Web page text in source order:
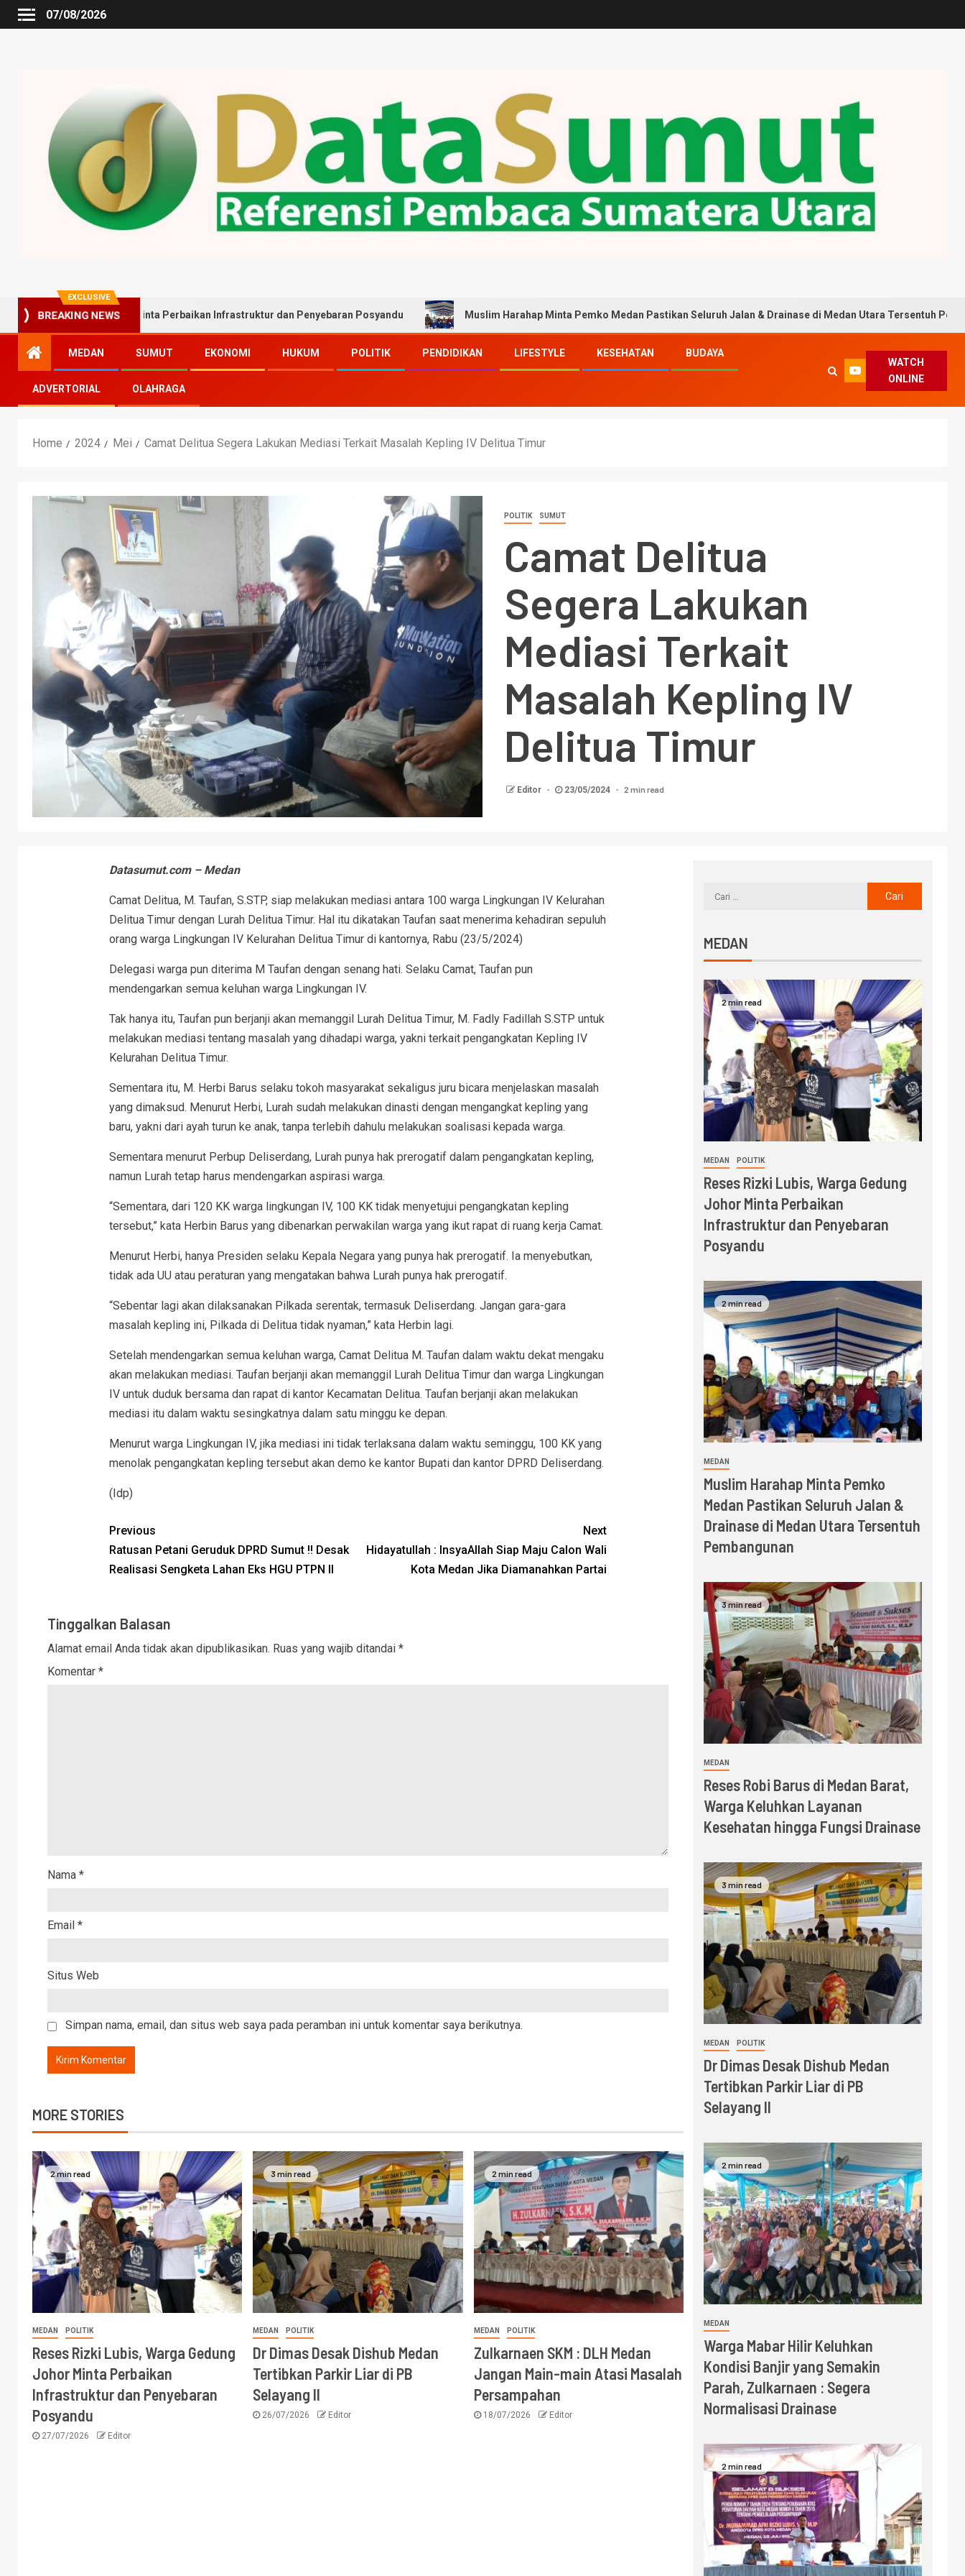
07/08/2026
EXCLUSIVE
BREAKING NEWS
Johor Minta Perbaikan Infrastruktur dan Penyebaran Posyandu Muslim Harahap Minta Pemko Medan Pastikan Seluruh Jalan & Drainase di Medan Utara Tersentuh Pembangunan
MEDAN SUMUT EKONOMI HUKUM POLITIK PENDIDIKAN LIFESTYLE KESEHATAN BUDAYA
ADVERTORIAL OLAHRAGA
WATCH
ONLINE
Home 2024 Mei Camat Delitua Segera Lakukan Mediasi Terkait Masalah Kepling IV Delitua Timur
POLITIK SUMUT
Camat Delitua
Segera Lakukan
Mediasi Terkait
Masalah Kepling IV
Delitua Timur
Editor 23/05/2024 2 min read
Datasumut.com – Medan
Camat Delitua, M. Taufan, S.STP, siap melakukan mediasi antara 100 warga Lingkungan IV Kelurahan
Delitua Timur dengan Lurah Delitua Timur. Hal itu dikatakan Taufan saat menerima kehadiran sepuluh
orang warga Lingkungan IV Kelurahan Delitua Timur di kantornya, Rabu (23/5/2024)
Delegasi warga pun diterima M Taufan dengan senang hati. Selaku Camat, Taufan pun
mendengarkan semua keluhan warga Lingkungan IV.
Tak hanya itu, Taufan pun berjanji akan memanggil Lurah Delitua Timur, M. Fadly Fadillah S.STP untuk
melakukan mediasi tentang masalah yang dihadapi warga, yakni terkait pengangkatan Kepling IV
Kelurahan Delitua Timur.
Sementara itu, M. Herbi Barus selaku tokoh masyarakat sekaligus juru bicara menjelaskan masalah
yang dimaksud. Menurut Herbi, Lurah sudah melakukan dinasti dengan mengangkat kepling yang
baru, yakni dari ayah turun ke anak, tanpa terlebih dahulu melakukan soalisasi kepada warga.
Sementara menurut Perbup Deliserdang, Lurah punya hak prerogatif dalam pengangkatan kepling,
namun Lurah tetap harus mendengarkan aspirasi warga.
“Sementara, dari 120 KK warga lingkungan IV, 100 KK tidak menyetujui pengangkatan kepling
tersebut,” kata Herbin Barus yang dibenarkan perwakilan warga yang ikut rapat di ruang kerja Camat.
Menurut Herbi, hanya Presiden selaku Kepala Negara yang punya hak prerogatif. Ia menyebutkan,
tidak ada UU atau peraturan yang mengatakan bahwa Lurah punya hak prerogatif.
“Sebentar lagi akan dilaksanakan Pilkada serentak, termasuk Deliserdang. Jangan gara-gara
masalah kepling ini, Pilkada di Delitua tidak nyaman,” kata Herbin lagi.
Setelah mendengarkan semua keluhan warga, Camat Delitua M. Taufan dalam waktu dekat mengaku
akan melakukan mediasi. Taufan berjanji akan memanggil Lurah Delitua Timur dan warga Lingkungan
IV untuk duduk bersama dan rapat di kantor Kecamatan Delitua. Taufan berjanji akan melakukan
mediasi itu dalam waktu sesingkatnya dalam satu minggu ke depan.
Menurut warga Lingkungan IV, jika mediasi ini tidak terlaksana dalam waktu seminggu, 100 KK yang
menolak pengangkatan kepling tersebut akan demo ke kantor Bupati dan kantor DPRD Deliserdang.
(Idp)
Previous
Ratusan Petani Geruduk DPRD Sumut !! Desak
Realisasi Sengketa Lahan Eks HGU PTPN II
Next
Hidayatullah : InsyaAllah Siap Maju Calon Wali
Kota Medan Jika Diamanahkan Partai
Tinggalkan Balasan
Alamat email Anda tidak akan dipublikasikan. Ruas yang wajib ditandai *
Komentar *
Nama *
Email *
Situs Web
Simpan nama, email, dan situs web saya pada peramban ini untuk komentar saya berikutnya.
MORE STORIES
2 min read
MEDAN POLITIK
Reses Rizki Lubis, Warga Gedung
Johor Minta Perbaikan
Infrastruktur dan Penyebaran
Posyandu
27/07/2026 Editor
3 min read
MEDAN POLITIK
Dr Dimas Desak Dishub Medan
Tertibkan Parkir Liar di PB
Selayang II
26/07/2026 Editor
2 min read
MEDAN POLITIK
Zulkarnaen SKM : DLH Medan
Jangan Main-main Atasi Masalah
Persampahan
18/07/2026 Editor
MEDAN
2 min read
MEDAN POLITIK
Reses Rizki Lubis, Warga Gedung
Johor Minta Perbaikan
Infrastruktur dan Penyebaran
Posyandu
2 min read
MEDAN
Muslim Harahap Minta Pemko
Medan Pastikan Seluruh Jalan &
Drainase di Medan Utara Tersentuh
Pembangunan
3 min read
MEDAN
Reses Robi Barus di Medan Barat,
Warga Keluhkan Layanan
Kesehatan hingga Fungsi Drainase
3 min read
MEDAN POLITIK
Dr Dimas Desak Dishub Medan
Tertibkan Parkir Liar di PB
Selayang II
2 min read
MEDAN
Warga Mabar Hilir Keluhkan
Kondisi Banjir yang Semakin
Parah, Zulkarnaen : Segera
Normalisasi Drainase
2 min read